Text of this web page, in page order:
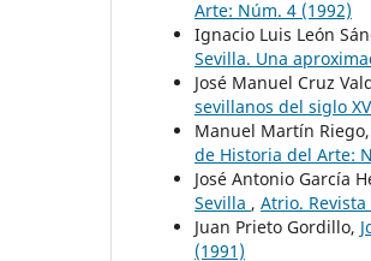
Arte: Núm. 4 (1992)
Ignacio Luis León
Sevilla. Una
José Manuel Cruz
sevillanos del siglo
Manuel Martín Riego,
de Historia del Arte:
José Antonio García
Sevilla , Atrio.
Juan Prieto Gordillo,
(1991)